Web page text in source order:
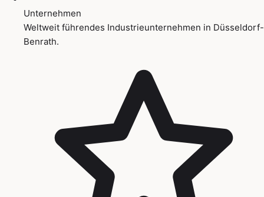
Unternehmen
Weltweit führendes Industrieunternehmen in Düsseldorf-
Benrath.